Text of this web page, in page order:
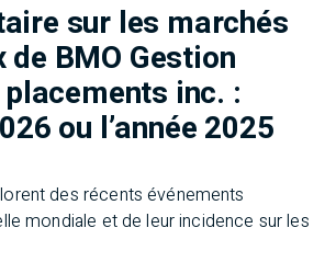
sur les marchés
de BMO Gestion
inc. :
ou l’année 2025
des récents événements
mondiale et de leur incidence sur les